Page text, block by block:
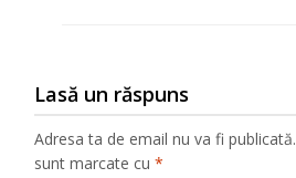
Lasă un răspuns
Adresa ta de email nu va fi publicată.
sunt marcate cu*